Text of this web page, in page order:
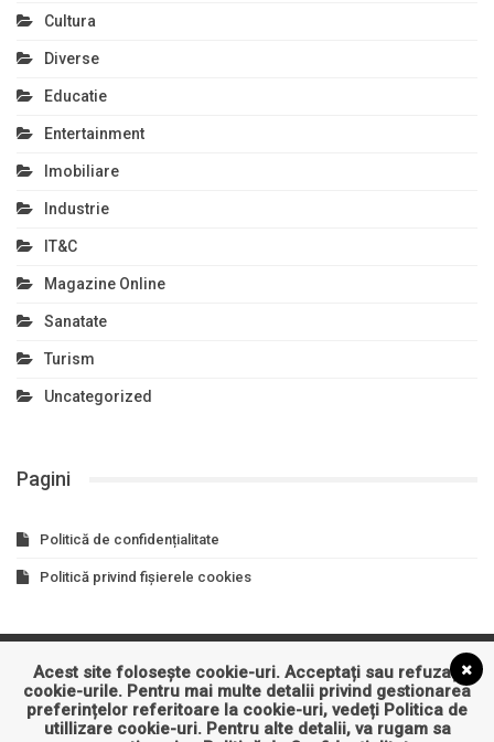
Cultura
Diverse
Educatie
Entertainment
Imobiliare
Industrie
IT&C
Magazine Online
Sanatate
Turism
Uncategorized
Pagini
Politică de confidențialitate
Politică privind fișierele cookies
Asigurari Auto Business Constructii
Cultura
Educatie
Entertainment Imobiliare Industrie
IT&C
Acest site folosește cookie-uri. Acceptați sau refuzați
cookie-urile. Pentru mai multe detalii privind gestionarea
preferințelor referitoare la cookie-uri, vedeți Politica de
utillizare cookie-uri. Pentru alte detalii, va rugam sa